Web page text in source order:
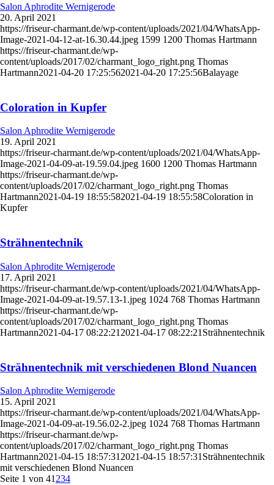
Salon Aphrodite Wernigerode
20. April 2021
https://friseur-charmant.de/wp-content/uploads/2021/04/WhatsApp-
Image-2021-04-12-at-16.30.44.jpeg 1599 1200 Thomas Hartmann
https://friseur-charmant.de/wp-
content/uploads/2017/02/charmant_logo_right.png Thomas
Hartmann2021-04-20 17:25:562021-04-20 17:25:56Balayage
Coloration in Kupfer
Salon Aphrodite Wernigerode
19. April 2021
https://friseur-charmant.de/wp-content/uploads/2021/04/WhatsApp-
Image-2021-04-09-at-19.59.04.jpeg 1600 1200 Thomas Hartmann
https://friseur-charmant.de/wp-
content/uploads/2017/02/charmant_logo_right.png Thomas
Hartmann2021-04-19 18:55:582021-04-19 18:55:58Coloration in
Kupfer
Strähnentechnik
Salon Aphrodite Wernigerode
17. April 2021
https://friseur-charmant.de/wp-content/uploads/2021/04/WhatsApp-
Image-2021-04-09-at-19.57.13-1.jpeg 1024 768 Thomas Hartmann
https://friseur-charmant.de/wp-
content/uploads/2017/02/charmant_logo_right.png Thomas
Hartmann2021-04-17 08:22:21 2021-04-17 08:22:21 Strähnentechnik
Strähnentechnik mit verschiedenen Blond Nuancen
Salon Aphrodite Wernigerode
15. April 2021
https://friseur-charmant.de/wp-content/uploads/2021/04/WhatsApp-
Image-2021-04-09-at-19.56.02-2.jpeg 1024 768 Thomas Hartmann
https://friseur-charmant.de/wp-
content/uploads/2017/02/charmant_logo_right.png Thomas
Hartmann2021-04-15 18:57:31 2021-04-15 18:57:31 Strähnentechnik
mit verschiedenen Blond Nuancen
Seite 1 von 41 234